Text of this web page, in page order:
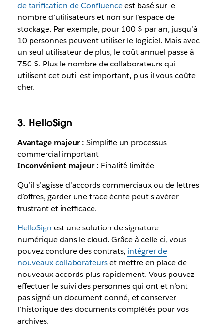
de tarification de Confluenceest basé sur le
nombre d’utilisateurs et non sur l’espace de
stockage. Par exemple, pour 100 $ par an, jusqu’à
10 personnes peuvent utiliser le logiciel. Mais avec
un seul utilisateur de plus, le coût annuel passe à
750 $. Plus le nombre de collaborateurs qui
utilisent cet outil est important, plus il vous coûte
cher.
3. HelloSign
Avantage majeur : Simplifie un processus
commercial important
Inconvénient majeur : Finalité limitée
Qu’il s’agisse d’accords commerciaux ou de lettres
d’offres, garder une trace écrite peut s’avérer
frustrant et inefficace.
HelloSign est une solution de signature
numérique dans le cloud. Grâce à celle-ci, vous
pouvez conclure des contrats, intégrer de
nouveaux collaborateurset mettre en place de
nouveaux accords plus rapidement. Vous pouvez
effectuer le suivi des personnes qui ont et n’ont
pas signé un document donné, et conserver
l’historique des documents complétés pour vos
archives.